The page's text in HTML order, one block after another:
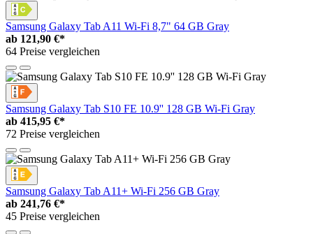
Samsung Galaxy Tab A11 Wi-Fi 8,7" 64 GB Gray
ab 121,90 €*
64 Preise vergleichen
Samsung Galaxy Tab S10 FE 10.9'' 128 GB Wi-Fi Gray
ab 415,95 €*
72 Preise vergleichen
Samsung Galaxy Tab A11+ Wi-Fi 256 GB Gray
ab 241,76 €*
45 Preise vergleichen